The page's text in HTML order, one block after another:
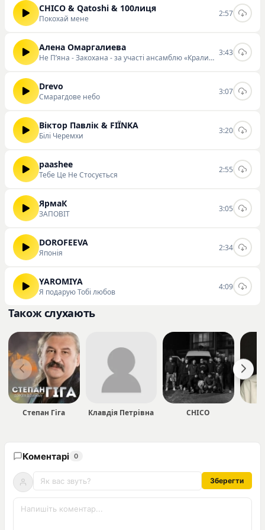
CHICO & Qatoshi & 100лиця
Покохай мене
2:57
Алена Омаргалиева
Не Пʼяна - Закохана - за участі ансамблю «Кралиця»
3:43
Drevo
Смарагдове небо
3:07
Віктор Павлік & FIЇNKA
Білі Черемхи
3:20
paashee
Тебе Це Не Стосується
2:55
ЯрмаК
ЗАПОВІТ
3:05
DOROFEEVA
Японія
2:34
YAROMIYA
Я подарую Тобі любов
4:09
Також слухають
Степан Гіга Клавдія Петрівна CHICO
Коментарі 0
Зберегти